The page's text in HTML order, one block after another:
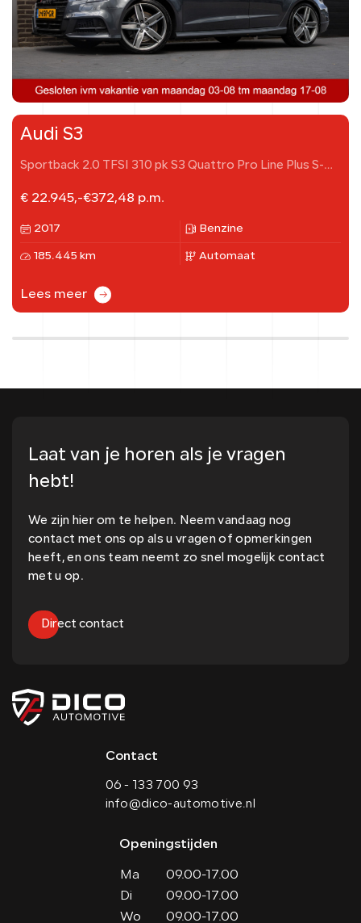
Audi S3
Sportback 2.0 TFSI 310 pk S3 Quattro Pro Line Plus S-
€ 22.945,-€372,48 p.m.
2017 Benzine
185.445 km Automaat
Lees meer
Laat van je horen als je vragen
hebt!
We zijn hier om te helpen. Neem vandaag nog
contact met ons op als u vragen of opmerkingen
heeft, en ons team neemt zo snel mogelijk contact
met u op.
Direct contact
Contact
06 - 133 700 93
info@dico-automotive.nl
Openingstijden
Ma
09.00-17.00
Di
09.00-17.00
Wo
09.00-17.00